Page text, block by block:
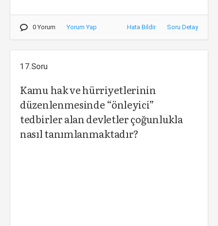
0 Yorum Yorum Yap Hata Bildir Soru Detay
17.Soru
Kamu hak ve hürriyetlerinin
düzenlenmesinde “önleyici”
tedbirler alan devletler çoğunlukla
nasıl tanımlanmaktadır?